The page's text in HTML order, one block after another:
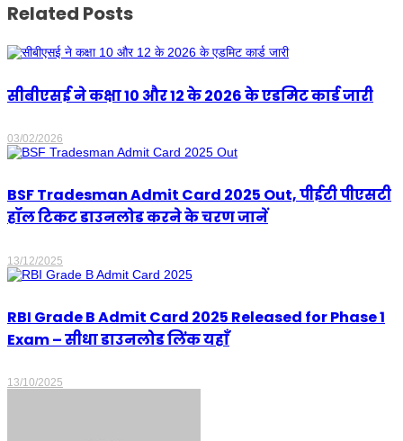
Related Posts
सीबीएसई ने कक्षा 10 और 12 के 2026 के एडमिट कार्ड जारी
03/02/2026
BSF Tradesman Admit Card 2025 Out, पीईटी पीएसटी
हॉल टिकट डाउनलोड करने के चरण जानें
13/12/2025
RBI Grade B Admit Card 2025 Released for Phase 1
Exam – सीधा डाउनलोड लिंक यहाँ
13/10/2025